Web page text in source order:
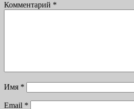
Комментарий *
Имя *
Email *